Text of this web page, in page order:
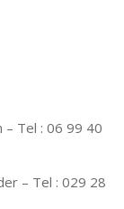
– Tel : 06 99 40
– Tel : 029 28